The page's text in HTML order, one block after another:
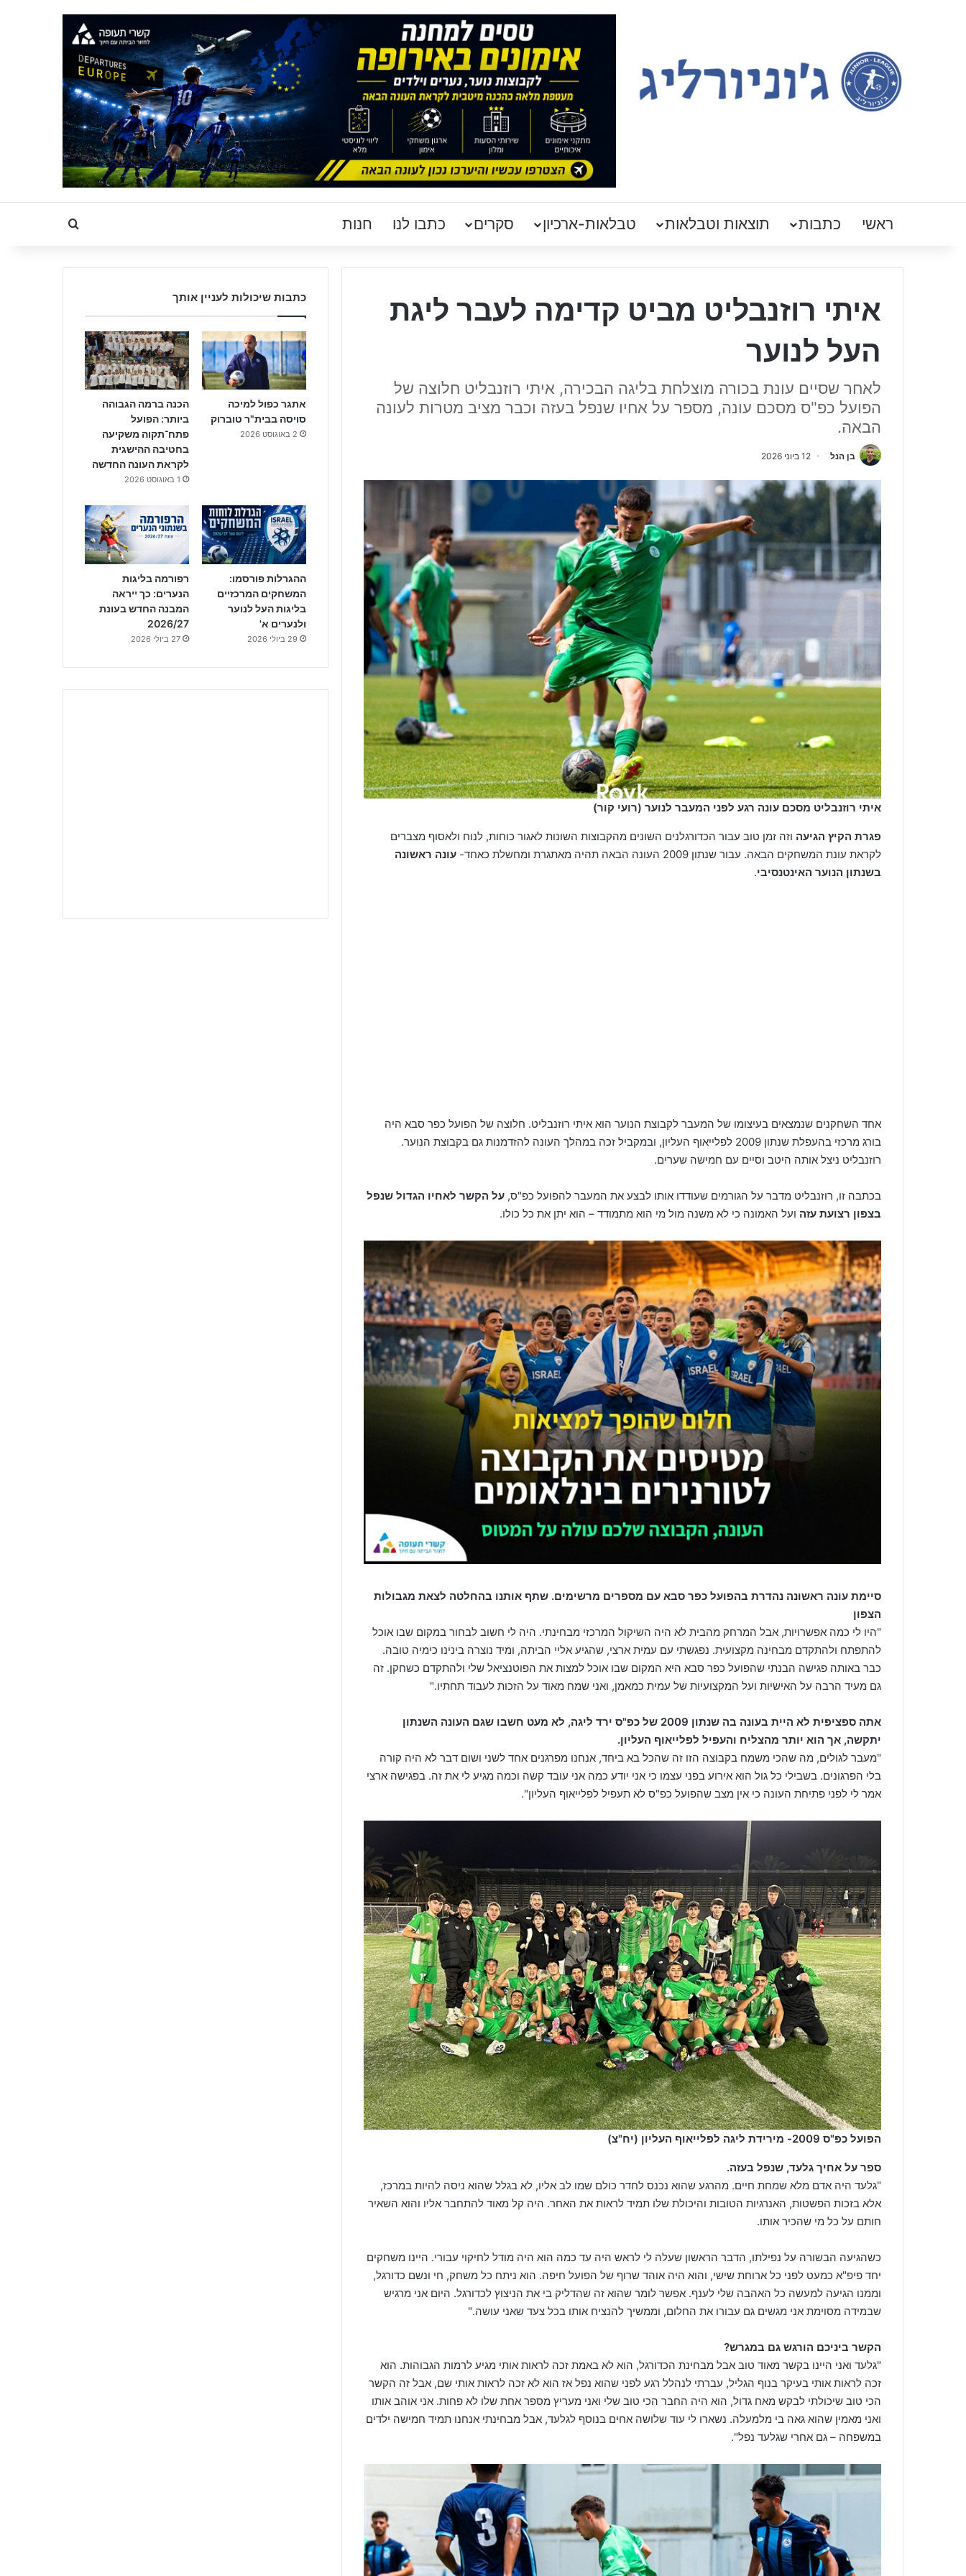
ראשי כתבות תוצאות וטבלאות טבלאות-ארכיון סקרים כתבו לנו חנות Search for
איתי רוזנבליט מביט קדימה לעבר ליגת
העל לנוער
לאחר שסיים עונת בכורה מוצלחת בליגה הבכירה, איתי רוזנבליט חלוצה של
הפועל כפ"ס מסכם עונה, מספר על אחיו שנפל בעזה וכבר מציב מטרות לעונה
הבאה.
בן הנל 12 ביוני 2026
איתי רוזנבליט מסכם עונה רגע לפני המעבר לנוער (רועי קור)
פגרת הקיץ הגיעה וזה זמן טוב עבור הכדורגלנים השונים מהקבוצות השונות לאגור כוחות, לנוח ולאסוף מצברים
לקראת עונת המשחקים הבאה. עבור שנתון 2009 העונה הבאה תהיה מאתגרת ומחשלת כאחד-
עונה ראשונה
בשנתון הנוער האינטנסיבי.
אחד השחקנים שנמצאים בעיצומו של המעבר לקבוצת הנוער הוא איתי רוזנבליט. חלוצה של הפועל כפר סבא היה
בורג מרכזי בהעפלת שנתון 2009 לפלייאוף העליון, ובמקביל זכה במהלך העונה להזדמנות גם בקבוצת הנוער.
רוזנבליט ניצל אותה היטב וסיים עם חמישה שערים.
בכתבה זו, רוזנבליט מדבר על הגורמים שעודדו אותו לבצע את המעבר להפועל כפ"ס, על הקשר לאחיו הגדול שנפל
בצפון רצועת עזה ועל האמונה כי לא משנה מול מי הוא מתמודד – הוא יתן את כל כולו.
סיימת עונה ראשונה נהדרת בהפועל כפר סבא עם מספרים מרשימים. שתף אותנו בהחלטה לצאת מגבולות
הצפון
"היו לי כמה אפשרויות, אבל המרחק מהבית לא היה השיקול המרכזי מבחינתי. היה לי חשוב לבחור במקום שבו אוכל
להתפתח ולהתקדם מבחינה מקצועית. נפגשתי עם עמית ארצי, שהגיע אליי הביתה, ומיד נוצרה בינינו כימיה טובה.
כבר באותה פגישה הבנתי שהפועל כפר סבא היא המקום שבו אוכל למצות את הפוטנציאל שלי ולהתקדם כשחקן. זה
גם מעיד הרבה על האישיות ועל המקצועיות של עמית כמאמן, ואני שמח מאוד על הזכות לעבוד תחתיו."
אתה ספציפית לא היית בעונה בה שנתון 2009 של כפ"ס ירד ליגה, לא מעט חשבו שגם העונה השנתון
יתקשה, אך הוא יותר מהצליח והעפיל לפלייאוף העליון.
"מעבר לגולים, מה שהכי משמח בקבוצה הזו זה שהכל בא ביחד, אנחנו מפרגנים אחד לשני ושום דבר לא היה קורה
בלי הפרגונים. בשבילי כל גול הוא אירוע בפני עצמו כי אני יודע כמה אני עובד קשה וכמה מגיע לי את זה. בפגישה ארצי
אמר לי לפני פתיחת העונה כי אין מצב שהפועל כפ"ס לא תעפיל לפלייאוף העליון".
הפועל כפ"ס 2009- מירידת ליגה לפלייאוף העליון (יח"צ)
ספר על אחיך גלעד, שנפל בעזה.
"גלעד היה אדם מלא שמחת חיים. מהרגע שהוא נכנס לחדר כולם שמו לב אליו, לא בגלל שהוא ניסה להיות במרכז,
אלא בזכות הפשטות, האנרגיות הטובות והיכולת שלו תמיד לראות את האחר. היה קל מאוד להתחבר אליו והוא השאיר
חותם על כל מי שהכיר אותו.
כשהגיעה הבשורה על נפילתו, הדבר הראשון שעלה לי לראש היה עד כמה הוא היה מודל לחיקוי עבורי. היינו משחקים
יחד פיפ"א כמעט לפני כל ארוחת שישי, והוא היה אוהד שרוף של הפועל חיפה. הוא ניתח כל משחק, חי ונשם כדורגל,
וממנו הגיעה למעשה כל האהבה שלי לענף. אפשר לומר שהוא זה שהדליק בי את הניצוץ לכדורגל. היום אני מרגיש
שבמידה מסוימת אני מגשים גם עבורו את החלום, וממשיך להנציח אותו בכל צעד שאני עושה."
הקשר ביניכם הורגש גם במגרש?
"גלעד ואני היינו בקשר מאוד טוב אבל מבחינת הכדורגל, הוא לא באמת זכה לראות אותי מגיע לרמות הגבוהות. הוא
זכה לראות אותי בעיקר בנוף הגליל, עברתי לנהלל רגע לפני שהוא נפל אז הוא לא זכה לראות אותי שם, אבל זה הקשר
הכי טוב שיכולתי לבקש מאח גדול, הוא היה החבר הכי טוב שלי ואני מעריץ מספר אחת שלו לא פחות. אני אוהב אותו
ואני מאמין שהוא גאה בי מלמעלה. נשארו לי עוד שלושה אחים בנוסף לגלעד, אבל מבחינתי אנחנו תמיד חמישה ילדים
במשפחה – גם אחרי שגלעד נפל".
כתבות שיכולות לעניין אותך
אתגר כפול למיכה
סויסה בבית"ר טוברוק
2 באוגוסט 2026
הכנה ברמה הגבוהה
ביותר: הפועל
פתח־תקוה משקיעה
בחטיבה ההישגית
לקראת העונה החדשה
1 באוגוסט 2026
ההגרלות פורסמו:
המשחקים המרכזיים
בליגות העל לנוער
ולנערים א'
29 ביולי 2026
רפורמה בליגות
הנערים: כך ייראה
המבנה החדש בעונת
2026/27
27 ביולי 2026